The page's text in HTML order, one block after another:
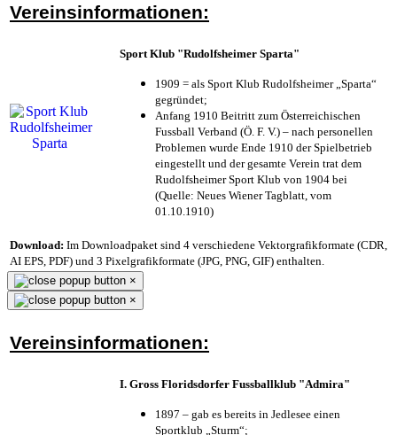
Vereinsinformationen:
Sport Klub "Rudolfsheimer Sparta"
1909 = als Sport Klub Rudolfsheimer „Sparta“
gegründet;
Anfang 1910 Beitritt zum Österreichischen
Fussball Verband (Ö. F. V.) – nach personellen
Problemen wurde Ende 1910 der Spielbetrieb
eingestellt und der gesamte Verein trat dem
Rudolfsheimer Sport Klub von 1904 bei
(Quelle: Neues Wiener Tagblatt, vom
01.10.1910)
Download: Im Downloadpaket sind 4 verschiedene Vektorgrafikformate (CDR,
AI EPS, PDF) und 3 Pixelgrafikformate (JPG, PNG, GIF) enthalten.
×
×
Vereinsinformationen:
I. Gross Floridsdorfer Fussballklub "Admira"
1897 – gab es bereits in Jedlesee einen
Sportklub „Sturm“;